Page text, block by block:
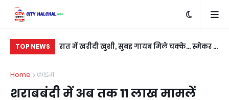
TOP NEWS
बदला लेने के लिए
रात में खरीदी खुशी, सुबह गायब मिले चक्के... स्मेकर ने
Home
क्राइम
शराबबंदी में अब तक 11 लाख मामलें